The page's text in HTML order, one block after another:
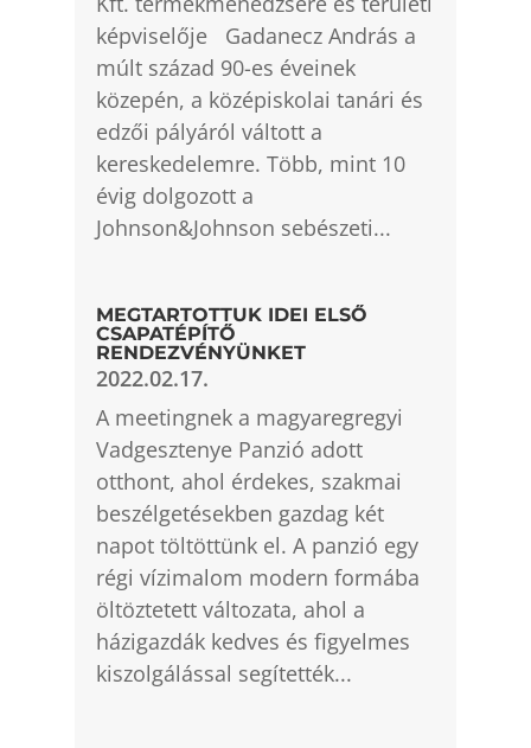
képviselője Gadanecz András a
múlt század 90-es éveinek
közepén, a középiskolai tanári és
edzői pályáról váltott a
kereskedelemre. Több, mint 10
évig dolgozott a
Johnson&Johnson sebészeti...
MEGTARTOTTUK IDEI ELSŐ
CSAPATÉPÍTŐ
RENDEZVÉNYÜNKET
2022.02.17.
A meetingnek a magyaregregyi
Vadgesztenye Panzió adott
otthont, ahol érdekes, szakmai
beszélgetésekben gazdag két
napot töltöttünk el. A panzió egy
régi vízimalom modern formába
öltöztetett változata, ahol a
házigazdák kedves és figyelmes
kiszolgálással segítették...